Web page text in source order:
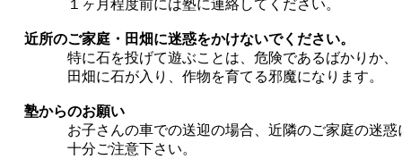
１ヶ月程度前には塾に連絡してください。
近所のご家庭・田畑に迷惑をかけないでください。
特に石を投げて遊ぶことは、危険であるばかりか、
田畑に石が入り、作物を育てる邪魔になります。
塾からのお願い
お子さんの車での送迎の場合、近隣のご家庭の迷惑
十分ご注意下さい。